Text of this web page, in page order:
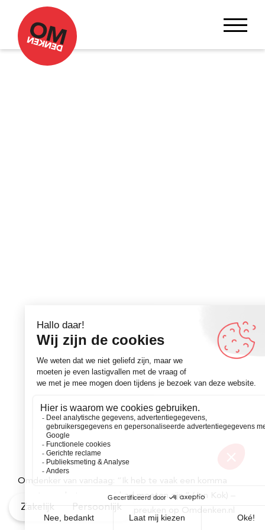
Omdenker van vandaag: “Ik heb te vaak een komma
gezet waar het een punt had moeten zijn.” (Jan Kok) –
Kijk voor meer inspirerende spreuken op Omdenken.nl
Zakelijk Persoonlijk